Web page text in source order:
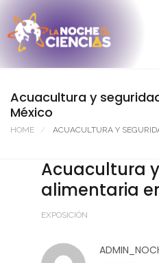
Acuacultura y
México
HOME ACUACULTURA Y
Acuacultura
alimentaria
EXPOSICIÓN